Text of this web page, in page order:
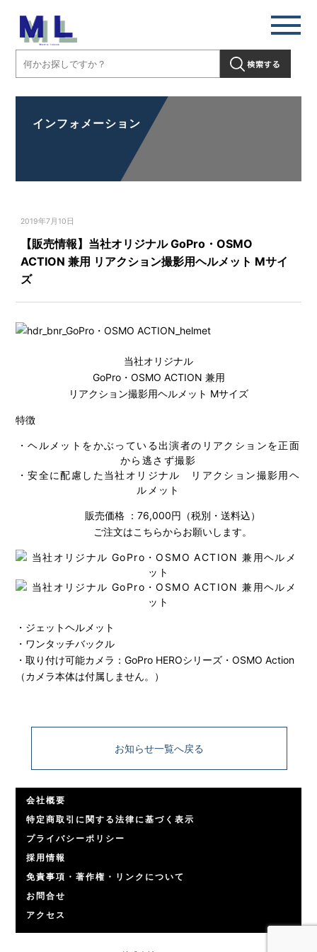
インフォメーション
2019年7月10日
【販売情報】当社オリジナル GoPro・OSMO
ACTION 兼用 リアクション撮影用ヘルメット Mサイ
ズ
当社オリジナル
GoPro・OSMO ACTION 兼用
リアクション撮影用ヘルメット Mサイズ
特徴
・ヘルメットをかぶっている出演者のリアクションを正面
から逃さず撮影
・安全に配慮した当社オリジナル リアクション撮影用ヘ
ルメット
販売価格 ：76,000円（税別・送料込）
ご注文はこちらからお願いします。
・ジェットヘルメット
・ワンタッチバックル
・取り付け可能カメラ：GoPro HEROシリーズ・OSMO Action
（カメラ本体は付属しません。）
お知らせ一覧へ戻る
会社概要
特定商取引に関する法律に基づく表示
プライバシーポリシー
採用情報
免責事項・著作権・リンクについて
お問合せ
アクセス